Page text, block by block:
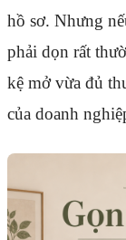
hồ sơ. Nhưng
phải dọn rất
kệ mở vừa đủ
của doanh